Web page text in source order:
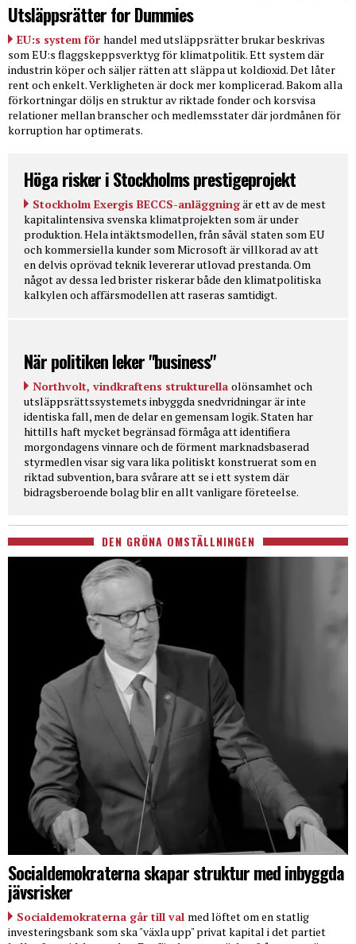
Utsläppsrätter for Dummies
EU:s system för handel med utsläppsrätter brukar beskrivas
som EU:s flaggskeppsverktyg för klimatpolitik. Ett system där
industrin köper och säljer rätten att släppa ut koldioxid. Det låter
rent och enkelt. Verkligheten är dock mer komplicerad. Bakom alla
förkortningar döljs en struktur av riktade fonder och korsvisa
relationer mellan branscher och medlemsstater där jordmånen för
korruption har optimerats.
Höga risker i Stockholms prestigeprojekt
Stockholm Exergis BECCS-anläggningär ett av de mest
kapitalintensiva svenska klimatprojekten som är under
produktion. Hela intäktsmodellen, från såväl staten som EU
och kommersiella kunder som Microsoft är villkorad av att
en delvis oprövad teknik levererar utlovad prestanda. Om
något av dessa led brister riskerar både den klimatpolitiska
kalkylen och affärsmodellen att raseras samtidigt.
När politiken leker "business"
Northvolt, vindkraftens strukturella olönsamhet och
utsläppsrättssystemets inbyggda snedvridningar är inte
identiska fall, men de delar en gemensam logik. Staten har
hittills haft mycket begränsad förmåga att identifiera
morgondagens vinnare och de förment marknadsbaserad
styrmedlen visar sig vara lika politiskt konstruerat som en
riktad subvention, bara svårare att se i ett system där
bidragsberoende bolag blir en allt vanligare företeelse.
DEN GRÖNA OMSTÄLLNINGEN
Socialdemokraterna skapar struktur med inbyggda
jävsrisker
Socialdemokraterna går till val med löftet om en statlig
investeringsbank som ska "växla upp" privat kapital i det partiet